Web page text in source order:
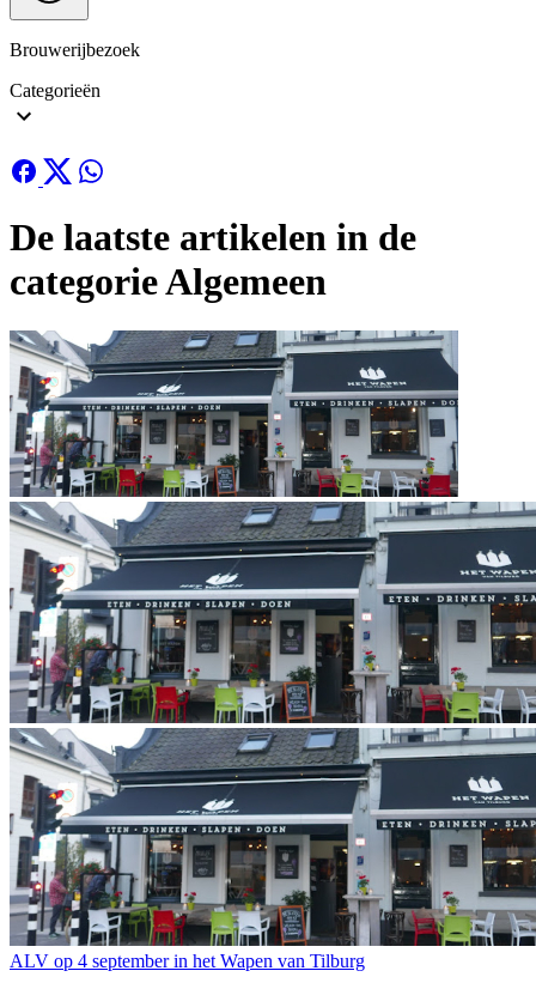
Brouwerijbezoek
Categorieën
De laatste artikelen in de
categorie Algemeen
ALV op 4 september in het Wapen van Tilburg